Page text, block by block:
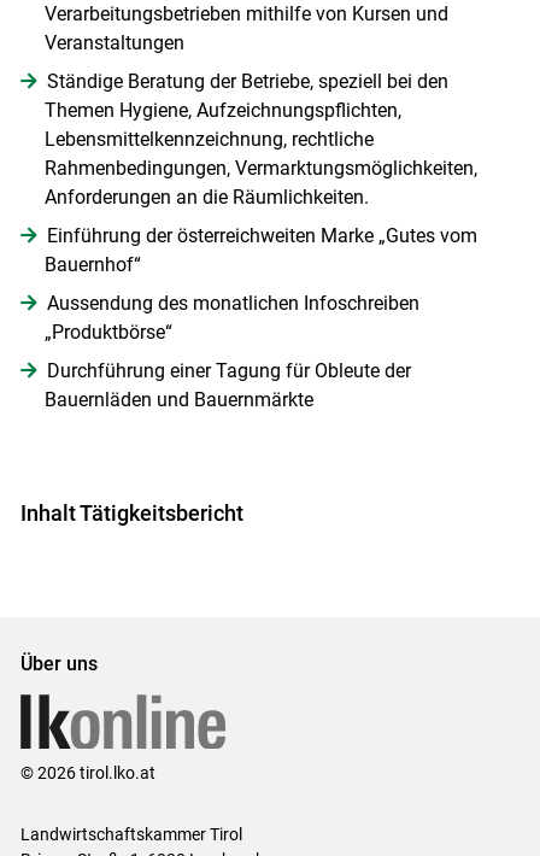
Verarbeitungsbetrieben mithilfe von Kursen und
Veranstaltungen
Ständige Beratung der Betriebe, speziell bei den
Themen Hygiene, Aufzeichnungspflichten,
Lebensmittelkennzeichnung, rechtliche
Rahmenbedingungen, Vermarktungsmöglichkeiten,
Anforderungen an die Räumlichkeiten.
Einführung der österreichweiten Marke „Gutes vom
Bauernhof“
Aussendung des monatlichen Infoschreiben
„Produktbörse“
Durchführung einer Tagung für Obleute der
Bauernläden und Bauernmärkte
Inhalt Tätigkeitsbericht
Über uns
© 2026 tirol.lko.at
Landwirtschaftskammer Tirol